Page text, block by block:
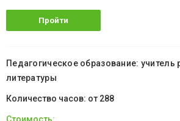
Пройти
Педагогическое образование: учитель
литературы
от 288